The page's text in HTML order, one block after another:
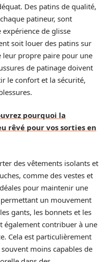
Des patins de qualité,
patineur, sont
de glisse
soit louer des patins sur
leur propre paire pour une
de patinage doivent
le confort et la sécurité,
pourquoi la
rêvé pour vos sorties en
des vêtements isolants et
comme des vestes et
pour maintenir une
un mouvement
gants, les bonnets et les
également contribuer à une
Cela est particulièrement
moins capables de